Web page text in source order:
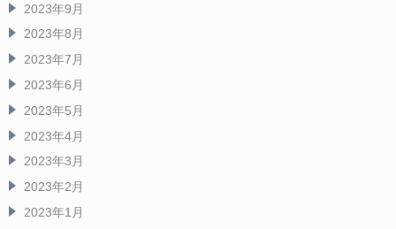
2023年9月
2023年8月
2023年7月
2023年6月
2023年5月
2023年4月
2023年3月
2023年2月
2023年1月